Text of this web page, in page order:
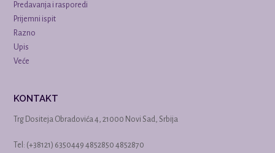
Predavanja i rasporedi
Prijemni ispit
Razno
Upis
Veće
KONTAKT
Trg Dositeja Obradovića 4, 21000 Novi Sad, Srbija
Tel: (+38121) 6350449 4852850 4852870